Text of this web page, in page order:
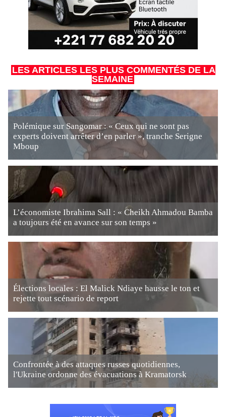
LES ARTICLES LES PLUS COMMENTÉS DE LA
SEMAINE
Polémique sur Sangomar : « Ceux qui ne sont pas
experts doivent arrêter d’en parler », tranche Serigne
Mboup
L’économiste Ibrahima Sall : « Cheikh Ahmadou Bamba
a toujours été en avance sur son temps »
Élections locales : El Malick Ndiaye hausse le ton et
rejette tout scénario de report
Confrontée à des attaques russes quotidiennes,
l'Ukraine ordonne des évacuations à Kramatorsk